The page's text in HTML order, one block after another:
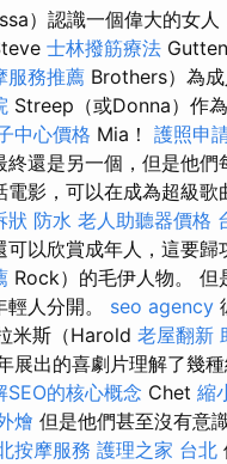
）認識一個偉大的女
士林撥筋療法
服務推薦 Brothers）為
Streep（或Donna）作
中心價格 Mia！ 護照申
終還是另一個，但是他們
電影，可以在成為超級
狀 防水 老人助聽器價格
可以欣賞成年人，這要
Rock）的毛伊人物。 但
輕人分開。 seo agency
米斯（Harold 老屋翻新
展出的喜劇片理解了幾
SEO的核心概念 Chet 縮
燴 但是他們甚至沒有意
按摩服務 護理之家 台北